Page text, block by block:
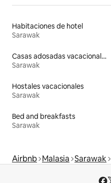
Habitaciones de hotel
Sarawak
Casas adosadas vacacionales
Sarawak
Hostales vacacionales
Sarawak
Bed and breakfasts
Sarawak
Airbnb Malasia Sarawak